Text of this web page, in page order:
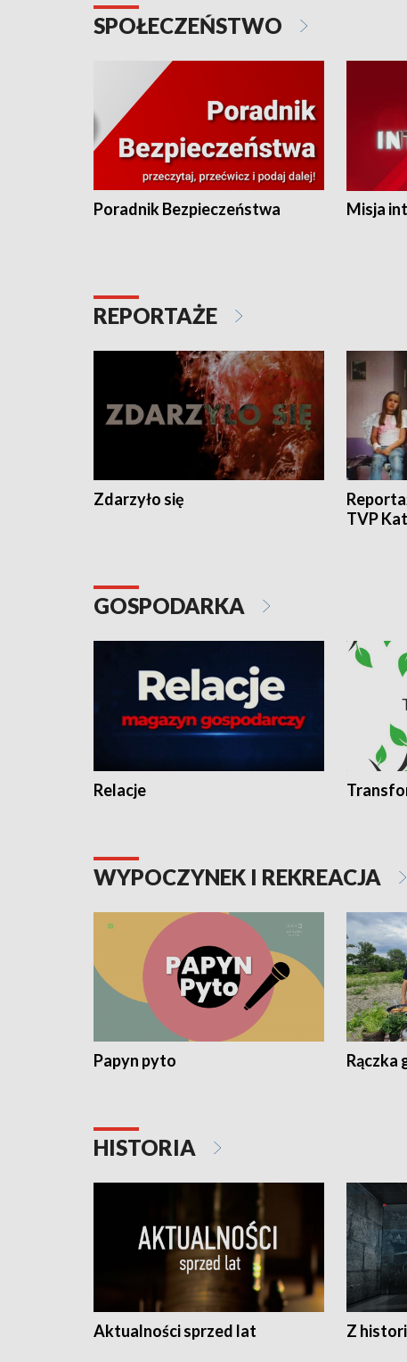
SPOŁECZEŃSTWO
Poradnik Bezpieczeństwa Misja
REPORTAŻE
Zdarzyło się
TVP
GOSPODARKA
Relacje
WYPOCZYNEK I REKREACJA
Papyn pyto Rączka
HISTORIA
Aktualności sprzed lat Z